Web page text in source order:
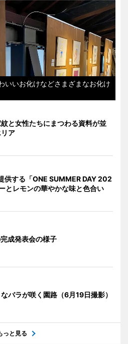
いいお化けなどさまざまなお化け
と女性たちにまつわる資料が並
ア
供する「ONE SUMMER DAY 202
とレモンの華やかな味と色合い
成発表会の様子
バラが咲く園路（6月19日撮影）
っと見る